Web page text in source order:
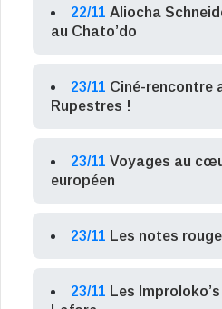
22/11 Aliocha
au Chato’do
23/11 Ciné-rencontre
Rupestres !
23/11 Voyages au
européen
23/11 Les notes
23/11 Les